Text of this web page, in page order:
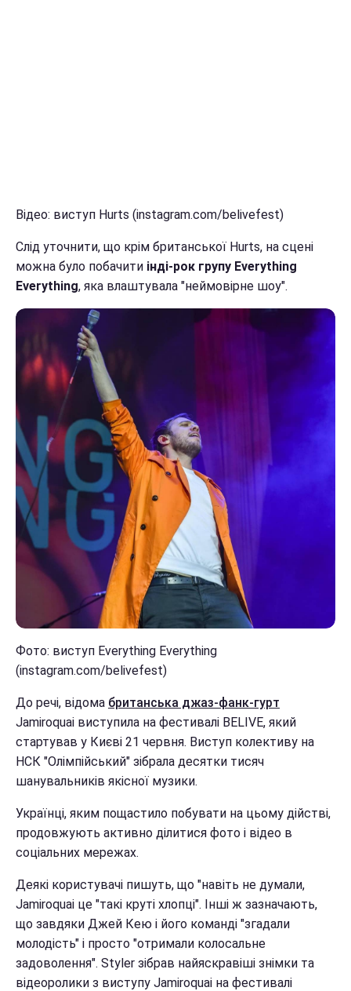
Відео: виступ Hurts (instagram.com/belivefest)
Слід уточнити, що крім британської Hurts, на сцені
можна було побачити інді-рок групу Everything
Everything, яка влаштувала "неймовірне шоу".
Фото: виступ Everything Everything
(instagram.com/belivefest)
До речі, відома британська джаз-фанк-гурт
Jamiroquai виступила на фестивалі BELIVE, який
стартував у Києві 21 червня. Виступ колективу на
НСК "Олімпійський" зібрала десятки тисяч
шанувальників якісної музики.
Українці, яким пощастило побувати на цьому дійстві,
продовжують активно ділитися фото і відео в
соціальних мережах.
Деякі користувачі пишуть, що "навіть не думали,
Jamiroquai це "такі круті хлопці". Інші ж зазначають,
що завдяки Джей Кею і його команді "згадали
молодість" і просто "отримали колосальне
задоволення". Styler зібрав найяскравіші знімки та
відеоролики з виступу Jamiroquai на фестивалі